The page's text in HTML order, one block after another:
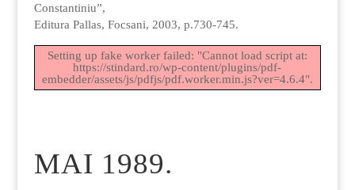
Constantiniu”,
Editura Pallas, Focsani, 2003, p.730-745.
Setting up fake worker failed: "Cannot load script at:
https://stindard.ro/wp-content/plugins/pdf-
embedder/assets/js/pdfjs/pdf.worker.min.js?ver=4.6.4".
MAI 1989.